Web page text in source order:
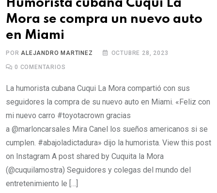
Humorista cubana Cuqui La
Mora se compra un nuevo auto
en Miami
PORALEJANDRO MARTINEZ OCTUBRE 28, 2023
0 COMENTARIOS
La humorista cubana Cuqui La Mora compartió con sus
seguidores la compra de su nuevo auto en Miami. «Feliz con
mi nuevo carro #toyotacrown gracias
a @marloncarsales Mira Canel los sueños americanos si se
cumplen. #abajoladictadura» dijo la humorista. View this post
on Instagram A post shared by Cuquita la Mora
(@cuquilamostra) Seguidores y colegas del mundo del
entretenimiento le […]